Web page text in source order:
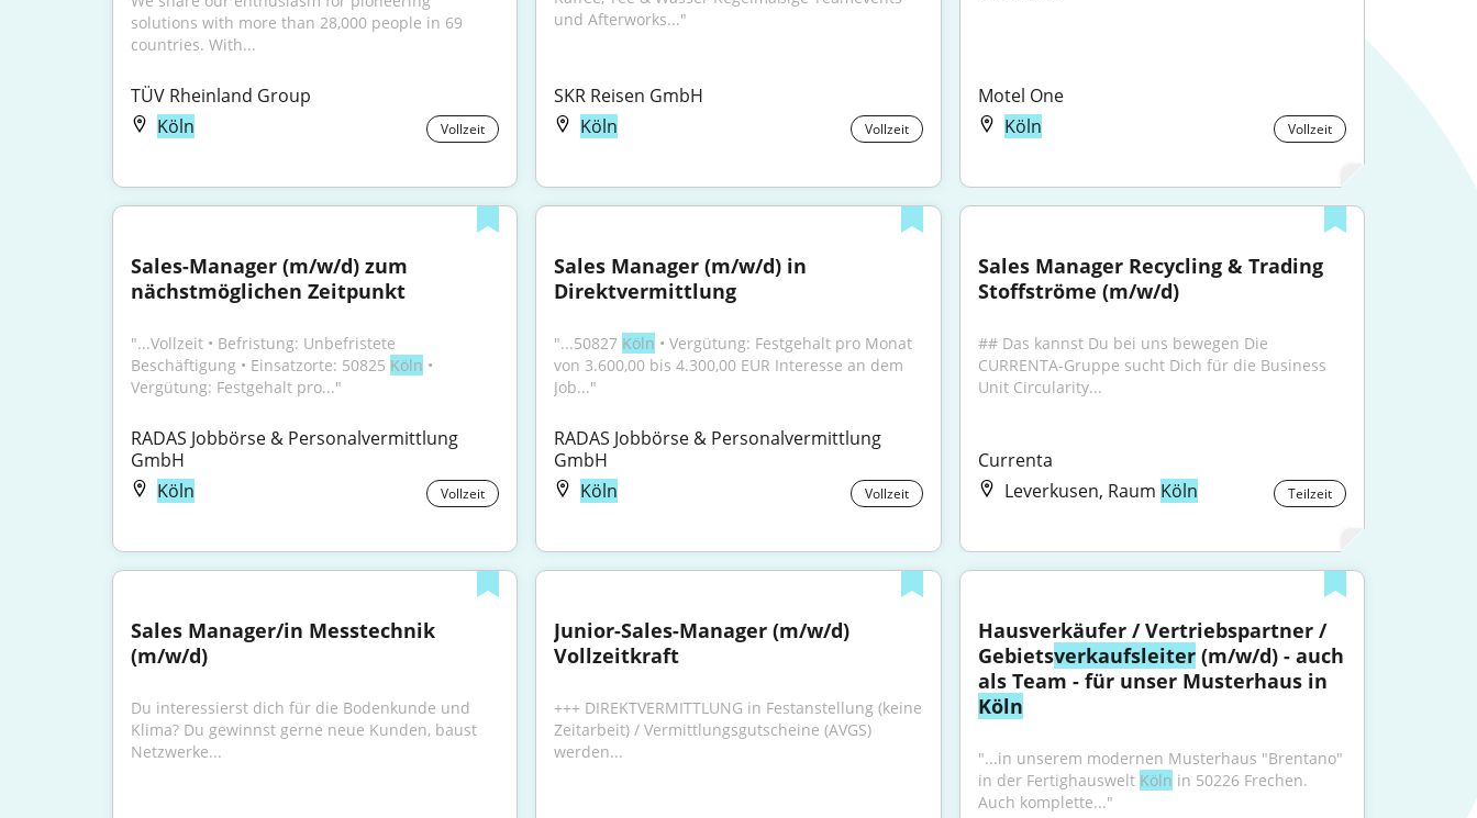
solutions with more than 28,000 people in 69
countries. With...
TÜV Rheinland Group
Köln
Vollzeit
und Afterworks..."
SKR Reisen GmbH
Köln
Vollzeit
Motel One
Köln
Vollzeit
Sales-Manager (m/w/d) zum
nächstmöglichen Zeitpunkt
"...Vollzeit • Befristung: Unbefristete
Beschäftigung • Einsatzorte: 50825 Köln •
Vergütung: Festgehalt pro..."
RADAS Jobbörse & Personalvermittlung
GmbH
Köln
Vollzeit
Sales Manager (m/w/d) in
Direktvermittlung
"...50827 Köln • Vergütung: Festgehalt pro Monat
von 3.600,00 bis 4.300,00 EUR Interesse an dem
Job..."
RADAS Jobbörse & Personalvermittlung
GmbH
Köln
Vollzeit
Sales Manager Recycling & Trading
Stoffströme (m/w/d)
## Das kannst Du bei uns bewegen Die
CURRENTA-Gruppe sucht Dich für die Business
Unit Circularity...
Currenta
Leverkusen, Raum Köln Teilzeit
Sales Manager/in Messtechnik
(m/w/d)
Du interessierst dich für die Bodenkunde und
Klima? Du gewinnst gerne neue Kunden, baust
Netzwerke...
Junior-Sales-Manager (m/w/d)
Vollzeitkraft
+++ DIREKTVERMITTLUNG in Festanstellung (keine
Zeitarbeit) / Vermittlungsgutscheine (AVGS)
werden...
Hausverkäufer / Vertriebspartner /
Gebietsverkaufsleiter (m/w/d) - auch
Köln
"...in unserem modernen Musterhaus "Brentano"
in der Fertighauswelt Köln in 50226 Frechen.
Auch komplette..."